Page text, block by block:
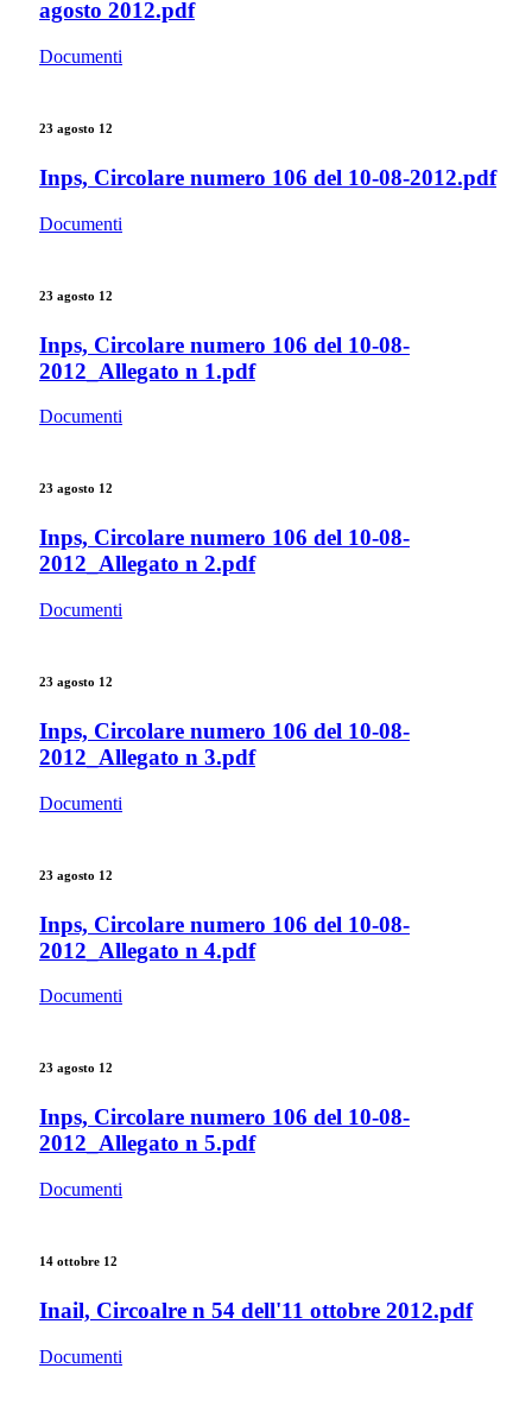
agosto 2012.pdf
Documenti
23 agosto 12
Inps, Circolare numero 106 del 10-08-2012.pdf
Documenti
23 agosto 12
Inps, Circolare numero 106 del 10-08-
2012_Allegato n 1.pdf
Documenti
23 agosto 12
Inps, Circolare numero 106 del 10-08-
2012_Allegato n 2.pdf
Documenti
23 agosto 12
Inps, Circolare numero 106 del 10-08-
2012_Allegato n 3.pdf
Documenti
23 agosto 12
Inps, Circolare numero 106 del 10-08-
2012_Allegato n 4.pdf
Documenti
23 agosto 12
Inps, Circolare numero 106 del 10-08-
2012_Allegato n 5.pdf
Documenti
14 ottobre 12
Inail, Circoalre n 54 dell'11 ottobre 2012.pdf
Documenti